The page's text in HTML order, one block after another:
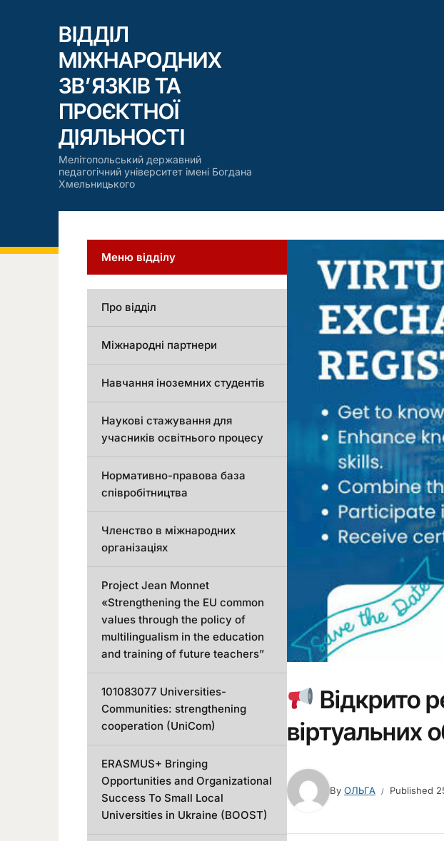
ВІДДІЛ
МІЖНАРОДНИХ
ЗВ’ЯЗКІВ ТА
ПРОЄКТНОЇ
ДІЯЛЬНОСТІ
Мелітопольський державний
педагогічний університет імені Богдана
Хмельницького
Відкрито
віртуальних
By ОЛЬГА Published
Меню відділу
Про відділ
Міжнародні партнери
Навчання іноземних студентів
Наукові стажування для
учасників освітнього процесу
Нормативно-правова база
співробітництва
Членство в міжнародних
організаціях
Project Jean Monnet
«Strengthening the EU common
values through the policy of
multilingualism in the education
and training of future teachers”
101083077 Universities-
Communities: strengthening
cooperation (UniCom)
ERASMUS+ Bringing
Opportunities and Organizational
Success To Small Local
Universities in Ukraine (BOOST)